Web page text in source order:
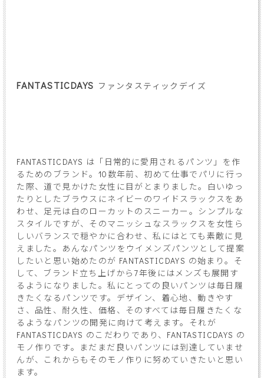
FANTASTICDAYS ファンタスティックデイズ
FANTASTICDAYS は「日常的に愛用されるパンツ」を作
るためのブランド。10数年前、初めて仕事でパリに行っ
た際、道で見かけた女性に目がとまりました。白いゆっ
たりとしたブラウスにネイビーのワイドスラックスをあ
わせ、足元は白のローカットのスニーカー。シンプルな
スタイルですが、そのマニッシュなスラックスを女性ら
しいバランスで穏やかに合わせ、私にはとても素敵に見
えました。あんなパンツをウイメンズパンツとして提案
したいと思い始めたのが FANTASTICDAYS の始まり。そ
して、ブランド立ち上げから7年後にはメンズも展開す
るようになりました。私にとっての良いパンツは毎日履
きたくなるパンツです。デザイン、着心地、動きやす
さ、品性、耐久性、価格、そのすべては毎日履きたくな
るようなパンツの開発に向けて考えます。それが
FANTASTICDAYS のこだわりであり、FANTASTICDAYS の
モノ作りです。まだまだ良いパンツには到達していませ
んが、これからもそのモノ作りに努めていきたいと思い
ます。